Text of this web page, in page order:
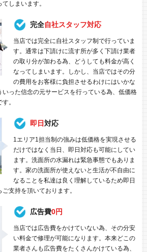
しまいます。
完全自社スタッフ対応
当店では完全に自社スタッフ制で行っていま
す。通常は下請けに流す所が多く下請け業者
の取り分が加わる為、どうしても料金が高く
なってしまいます。しかし、当店ではその分
の費用をお客様に負担させるわけにはいかな
いった信念の元サービスを行っている為、低価格
。
即日対応
1エリア1担当制の強みは低価格を実現させる
だけではなく当日、即日対応も可能にしてい
ます。洗面所の水漏れは緊急事態でもありま
す。家の洗面所が使えないと生活が不自由に
なることを私達は良く理解しているため即日
支持を頂いております。
広告費0円
当店では広告費をかけていない為、その分安
い料金で修理が可能になります。本来どこの
業者さんも広告費をたくさんかけている為、